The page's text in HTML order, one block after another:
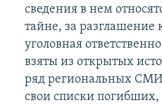
сведения в нем
тайне, за разглашение
уголовная
взяты из открытых
ряд региональных
свои списки погибших,